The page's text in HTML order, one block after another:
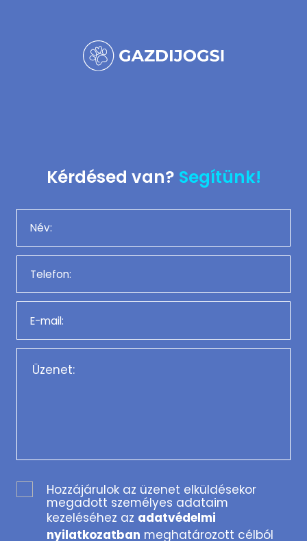
Kérdésed van? Segítünk!
Hozzájárulok az üzenet elküldésekor
megadott személyes adataim
kezeléséhez az adatvédelmi
nyilatkozatban meghatározott célból